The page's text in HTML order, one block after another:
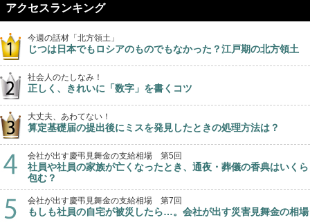
アクセスランキング
今週の話材「北方領土」
じつは日本でもロシアのものでもなかった？江戸期の北方領土
社会人のたしなみ！
正しく、きれいに「数字」を書くコツ
大丈夫、あわてない！
算定基礎届の提出後にミスを発見したときの処理方法は？
会社が出す慶弔見舞金の支給相場 第5回
社員や社員の家族が亡くなったとき、通夜・葬儀の香典はいくら
包む？
会社が出す慶弔見舞金の支給相場 第7回
もしも社員の自宅が被災したら…。会社が出す災害見舞金の相場